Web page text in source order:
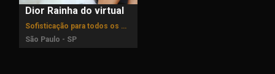
Dior Rainha do virtual
Sofisticação para todos os momentos
São Paulo - SP